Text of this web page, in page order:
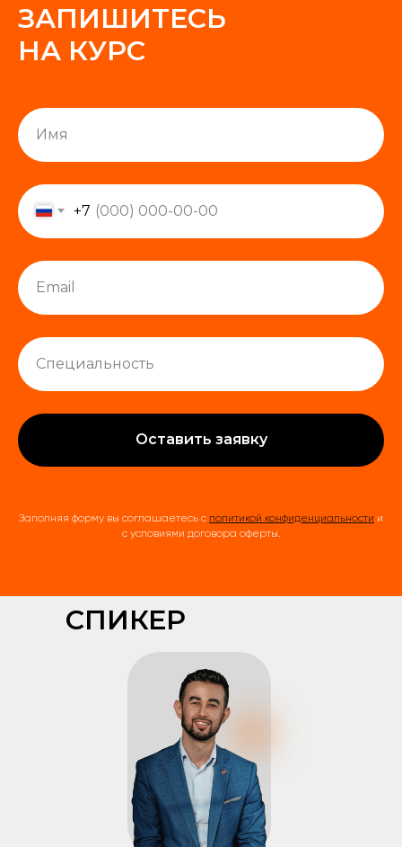
ЗАПИШИТЕСЬ
НА КУРС
+7
Оставить заявку
Заполняя форму вы соглашаетесь с политикой конфиденциальности и
с условиями договора оферты.
СПИКЕР